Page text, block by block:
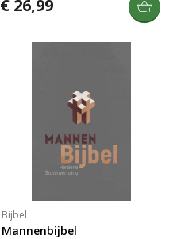
betekenis. Verrijk je
€ 26,99
Bijbel
Mannenbijbel